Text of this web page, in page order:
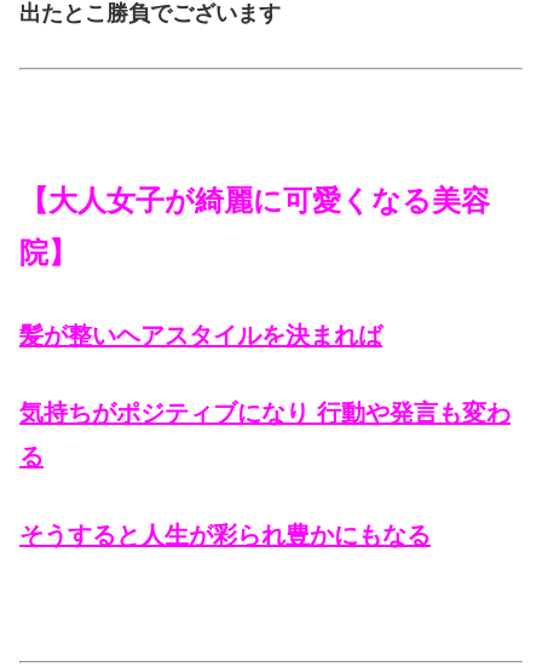
出たとこ勝負でございます
【大人女子が綺麗に可愛くなる美容
院】
髪が整いヘアスタイルを決まれば
気持ちがポジティブになり 行動や発言も変わ
る
そうすると人生が彩られ豊かにもなる